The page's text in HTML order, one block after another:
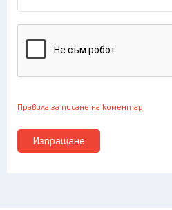
Изпращане
Правила за писане на коментар